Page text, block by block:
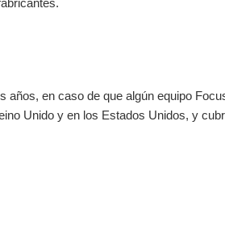
años, en caso de que algún equipo
Unido y en los Estados Unidos, y